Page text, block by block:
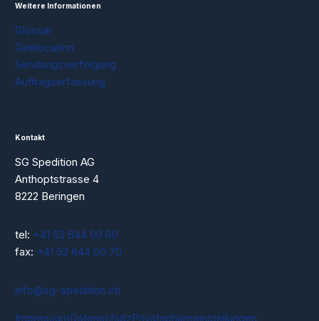
Weitere Informationen
Glossar
Geolocation
Sendungsverfolgung
Auftragserfassung
Kontakt
SG Spedition AG
Anthoptstrasse 4
8222 Beringen
tel: +41 52 644 00 60
fax: +41 52 644 00 70
info@sg-spedition.ch
ImpressumDatenschutzPrivatsphäre­einstellungen